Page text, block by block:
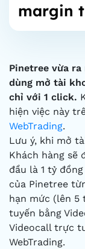
margin
Pinetree vừa
dùng mở tài
chỉ với 1 click.
hiện việc này
WebTrading.
Lưu ý, khi mở
Khách hàng sẽ
đầu là 1 tỷ
của Pinetree
hạn mức (lên 5
tuyến bằng
Videocall trực
WebTrading.